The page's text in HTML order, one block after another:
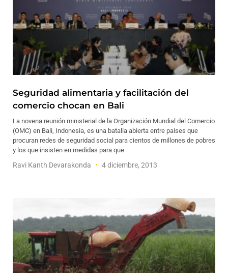
Seguridad alimentaria y facilitación del
comercio chocan en Bali
La novena reunión ministerial de la Organización Mundial del Comercio
(OMC) en Bali, Indonesia, es una batalla abierta entre países que
procuran redes de seguridad social para cientos de millones de pobres
y los que insisten en medidas para que
Ravi Kanth Devarakonda 4 diciembre, 2013